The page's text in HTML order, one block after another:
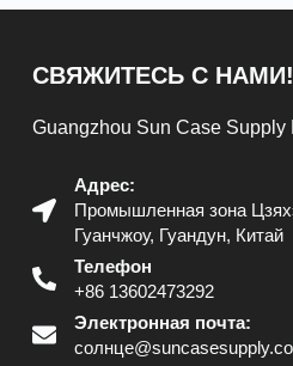
СВЯЖИТЕСЬ С НАМИ!
Guangzhou Sun Case Supply
Адрес:
Промышленная зона
Гуанчжоу, Гуандун, Китай
Телефон
+86 13602473292
Электронная почта: